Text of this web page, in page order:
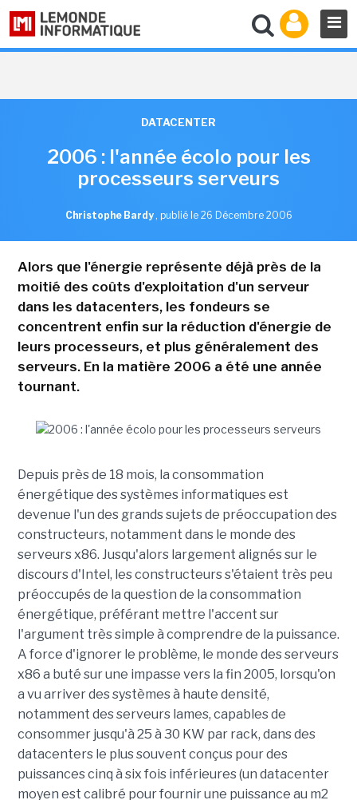
DATACENTER
2006 : l'année écolo pour les
processeurs serveurs
Christophe Bardy , publié le 26 Décembre 2006
Alors que l'énergie représente déjà près de la
moitié des coûts d'exploitation d'un serveur
dans les datacenters, les fondeurs se
concentrent enfin sur la réduction d'énergie de
leurs processeurs, et plus généralement des
serveurs. En la matière 2006 a été une année
tournant.
Depuis près de 18 mois, la consommation
énergétique des systèmes informatiques est
devenue l'un des grands sujets de préoccupation des
constructeurs, notamment dans le monde des
serveurs x86. Jusqu'alors largement alignés sur le
discours d'Intel, les constructeurs s'étaient très peu
préoccupés de la question de la consommation
énergétique, préférant mettre l'accent sur
l'argument très simple à comprendre de la puissance.
A force d'ignorer le problème, le monde des serveurs
x86 a buté sur une impasse vers la fin 2005, lorsqu'on
a vu arriver des systèmes à haute densité,
notamment des serveurs lames, capables de
consommer jusqu'à 25 à 30 KW par rack, dans des
datacenters le plus souvent conçus pour des
puissances cinq à six fois inférieures (un datacenter
moyen est calibré pour fournir une puissance au m2